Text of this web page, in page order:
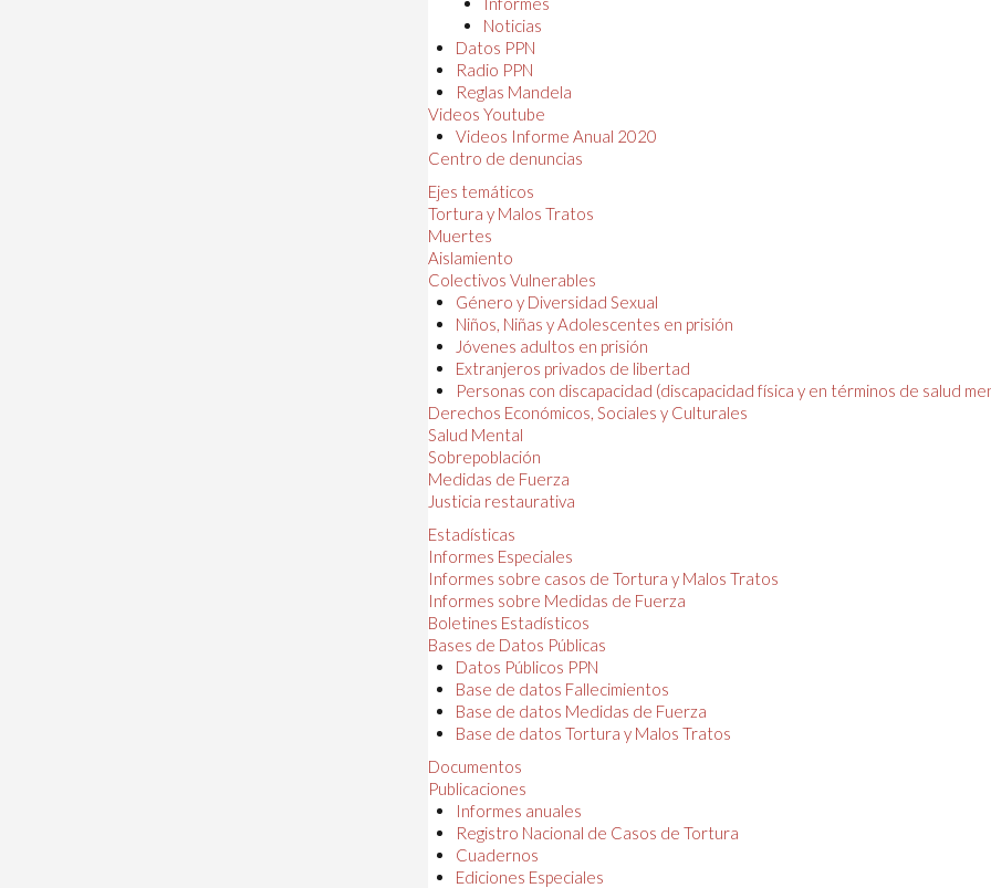
Noticias
Datos PPN
Radio PPN
Reglas Mandela
Videos Youtube
Videos Informe Anual 2020
Centro de denuncias
Ejes temáticos
Tortura y Malos Tratos
Muertes
Aislamiento
Colectivos Vulnerables
Género y Diversidad Sexual
Niños, Niñas y Adolescentes en prisión
Jóvenes adultos en prisión
Extranjeros privados de libertad
Personas con discapacidad (discapacidad física y en términos de salud
Derechos Económicos, Sociales y Culturales
Salud Mental
Sobrepoblación
Medidas de Fuerza
Justicia restaurativa
Estadísticas
Informes Especiales
Informes sobre casos de Tortura y Malos Tratos
Informes sobre Medidas de Fuerza
Boletines Estadísticos
Bases de Datos Públicas
Datos Públicos PPN
Base de datos Fallecimientos
Base de datos Medidas de Fuerza
Base de datos Tortura y Malos Tratos
Documentos
Publicaciones
Informes anuales
Registro Nacional de Casos de Tortura
Cuadernos
Ediciones Especiales